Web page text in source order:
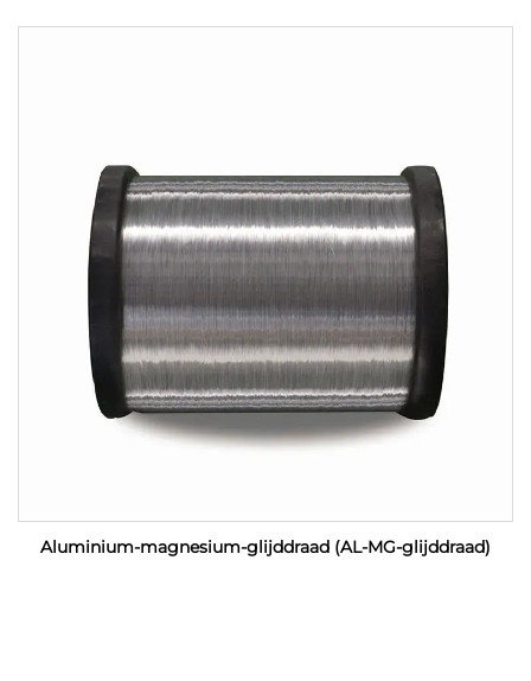
Aluminium-magnesium-glijddraad (AL-MG-glijddraad)